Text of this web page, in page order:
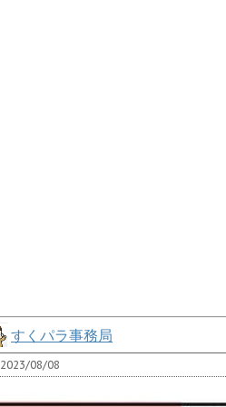
すくパラ事務局
2023/08/08